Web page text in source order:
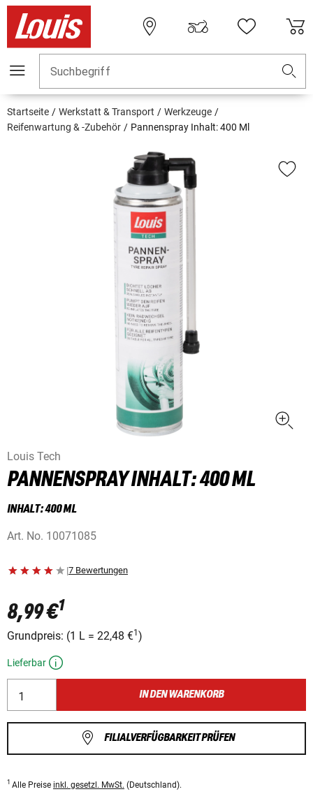
Suchbegriff
Startseite Werkstatt & Transport
Werkzeuge
Reifenwartung & -Zubehör
Pannenspray Inhalt: 400 Ml
Louis Tech
PANNENSPRAY INHALT: 400 ML
INHALT: 400 ML
Art. No. 10071085
|7 Bewertungen
8,99 €1
Grundpreis: (1 L = 22,48 €1 )
Lieferbar
IN DEN WARENKORB
FILIALVERFÜGBARKEIT PRÜFEN
1 Alle Preise inkl. gesetzl. MwSt. (Deutschland).